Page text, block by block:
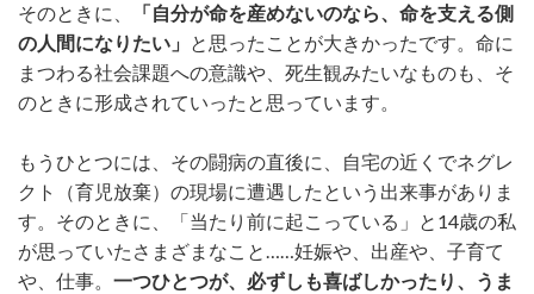
そのときに、
「自分が命を産めないのなら、命を支える側
の人間になりたい」 と思ったことが大きかったです。命に
まつわる社会課題への意識や、死生観みたいなものも、そ
のときに形成されていったと思っています。
もうひとつには、その闘病の直後に、自宅の近くでネグレ
クト（育児放棄）の現場に遭遇したという出来事がありま
す。そのときに、「当たり前に起こっている」と14歳の私
が思っていたさまざまなこと……妊娠や、出産や、子育て
や、仕事。 一つひとつが、必ずしも喜ばしかったり、うま